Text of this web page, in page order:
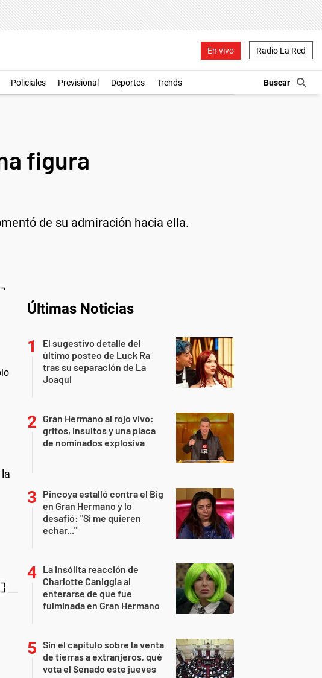
En vivo Radio La Red
Policiales Previsional Deportes Trends
figura
de su admiración hacia ella.
Últimas Noticias
El sugestivo detalle del
último posteo de Luck Ra
tras su separación de La
Joaqui
Gran Hermano al rojo vivo:
gritos, insultos y una placa
de nominados explosiva
Pincoya estalló contra el Big
en Gran Hermano y lo
desafió: "Si me quieren
echar..."
La insólita reacción de
Charlotte Caniggia al
enterarse de que fue
fulminada en Gran Hermano
Sin el capítulo sobre la venta
de tierras a extranjeros, qué
vota el Senado este jueves